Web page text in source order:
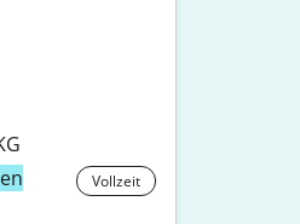
Vollzeit